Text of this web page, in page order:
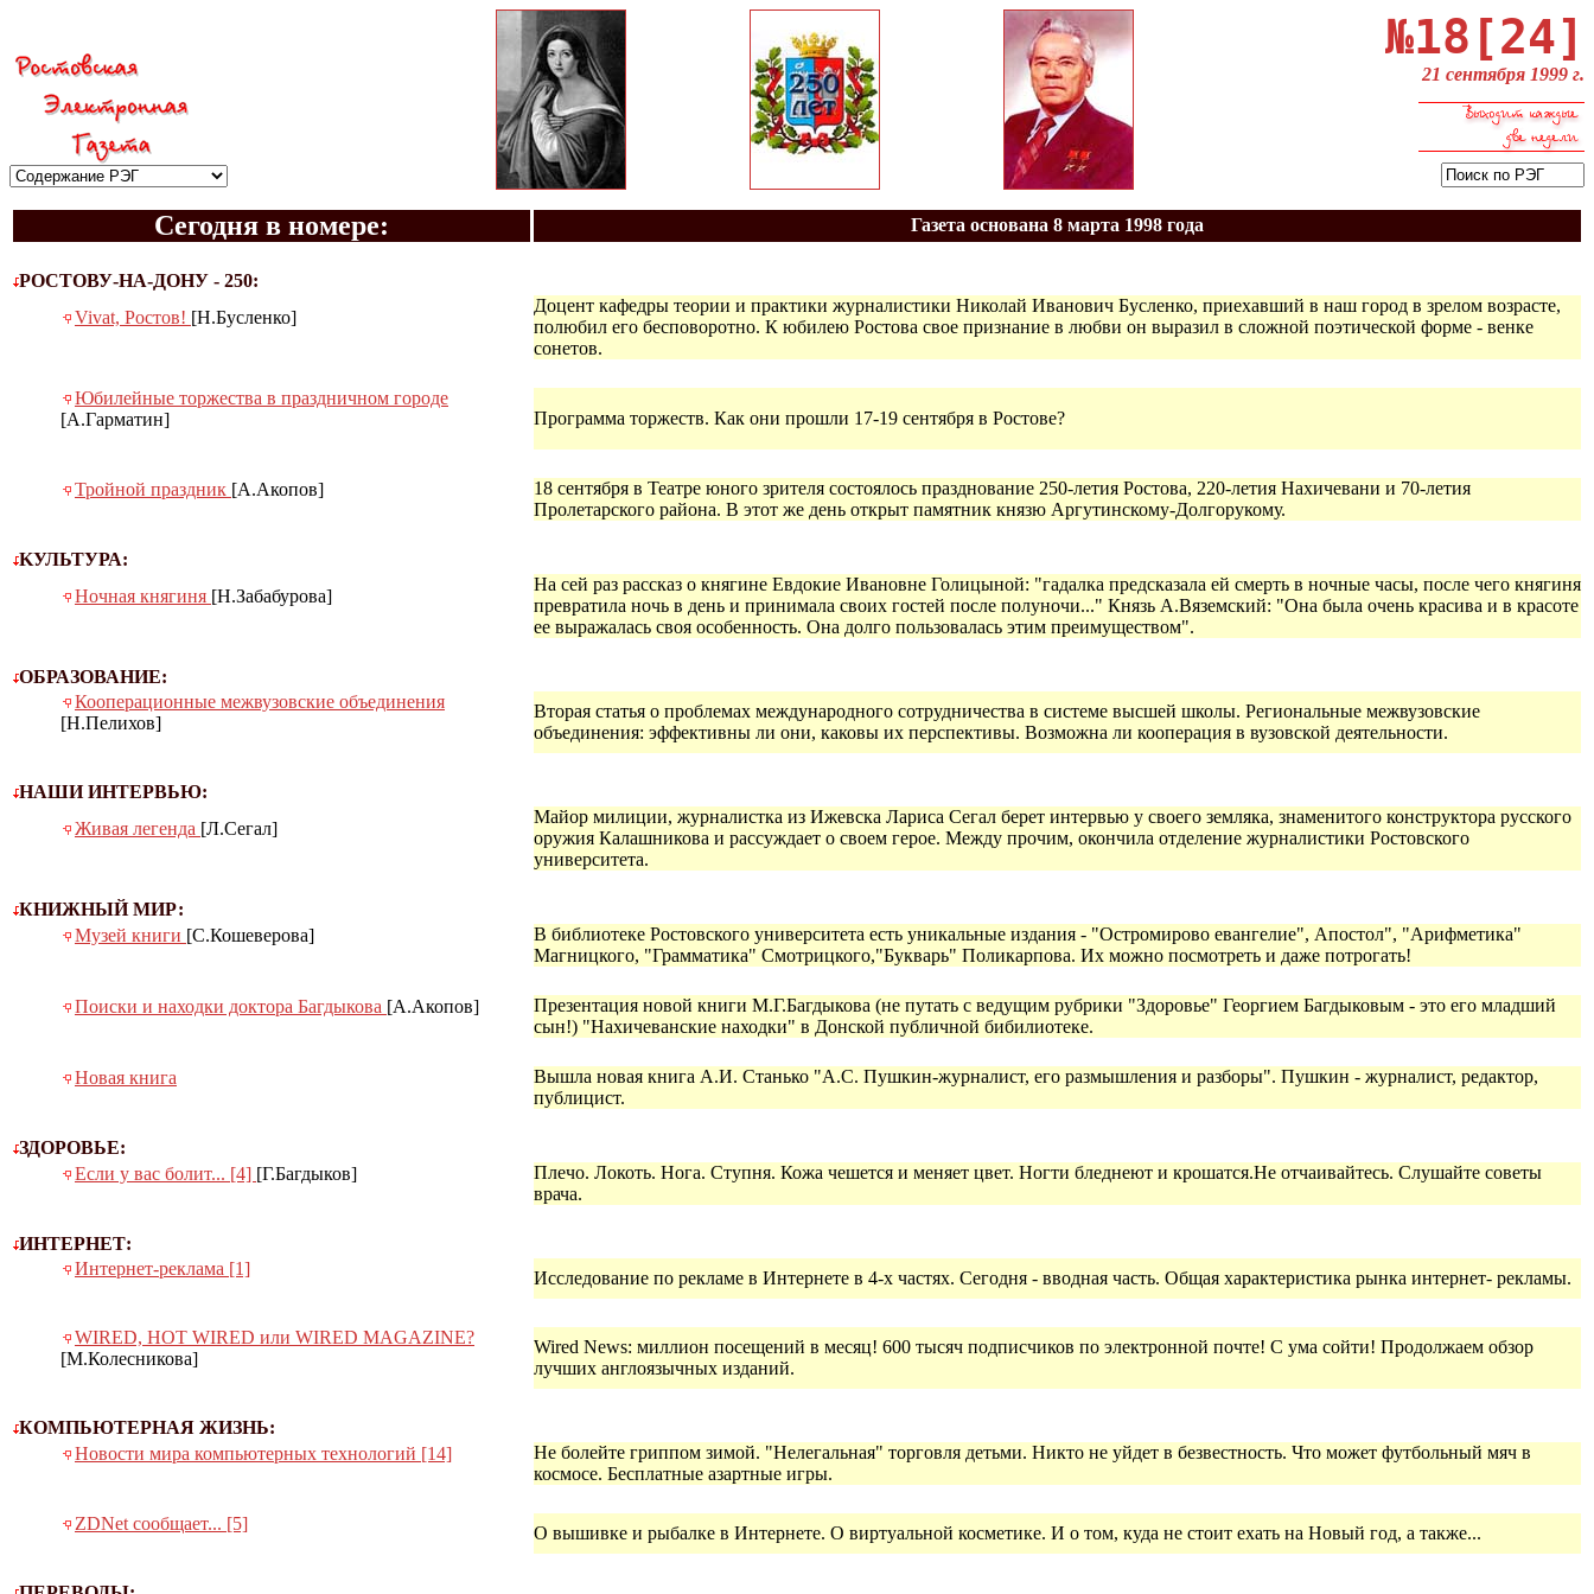
№18[24]
21 сентября 1999 г.
Сегодня в номере: Газета основана 8 марта 1998 года
РОСТОВУ-НА-ДОНУ - 250:
Vivat, Ростов! [Н.Бусленко]
Доцент кафедры теории и практики журналистики Николай Иванович Бусленко, приехавший в наш город в зрелом возрасте,
полюбил его бесповоротно. К юбилею Ростова свое признание в любви он выразил в сложной поэтической форме - венке
сонетов.
Юбилейные торжества в праздничном городе
[А.Гарматин]
Программа торжеств. Как они прошли 17-19 сентября в Ростове?
Тройной праздник [А.Акопов]
18 сентября в Театре юного зрителя состоялось празднование 250-летия Ростова, 220-летия Нахичевани и 70-летия
Пролетарского района. В этот же день открыт памятник князю Аргутинскому-Долгорукому.
KУЛЬТУРА:
Ночная княгиня [Н.Забабурова]
На сей раз рассказ о княгине Евдокие Ивановне Голицыной: "гадалка предсказала ей смерть в ночные часы, после чего княгиня
превратила ночь в день и принимала своих гостей после полуночи..." Князь А.Вяземский: "Она была очень красива и в красоте
ее выражалась своя особенность. Она долго пользовалась этим преимуществом".
ОБРАЗОВАНИЕ:
Кооперационные межвузовские объединения
[Н.Пелихов]
Вторая статья о проблемах международного сотрудничества в системе высшей школы. Региональные межвузовские
объединения: эффективны ли они, каковы их перспективы. Возможна ли кооперация в вузовской деятельности.
НАШИ ИНТЕРВЬЮ:
Живая легенда [Л.Сегал]
Майор милиции, журналистка из Ижевска Лариса Сегал берет интервью у своего земляка, знаменитого конструктора русского
оружия Калашникова и рассуждает о своем герое. Между прочим, окончила отделение журналистики Ростовского
университета.
КНИЖНЫЙ МИР:
Музей книги [С.Кошеверова]
В библиотеке Ростовского университета есть уникальные издания - "Остромирово евангелие", Апостол", "Арифметика"
Магницкого, "Грамматика" Смотрицкого,"Букварь" Поликарпова. Их можно посмотреть и даже потрогать!
Поиски и находки доктора Багдыкова [А.Акопов]
Презентация новой книги М.Г.Багдыкова (не путать с ведущим рубрики "Здоровье" Георгием Багдыковым - это его младший
сын!) "Нахичеванские находки" в Донской публичной бибилиотеке.
Новая книга
Вышла новая книга А.И. Станько "А.С. Пушкин-журналист, его размышления и разборы". Пушкин - журналист, редактор,
публицист.
ЗДОРОВЬЕ:
Если у вас болит... [4] [Г.Багдыков]
Плечо. Локоть. Нога. Ступня. Кожа чешется и меняет цвет. Ногти бледнеют и крошатся.Не отчаивайтесь. Слушайте советы
врача.
ИНТЕРНЕТ:
Интернет-реклама [1]
Исследование по рекламе в Интернете в 4-х частях. Сегодня - вводная часть. Общая характеристика рынка интернет- рекламы.
WIRED, HOT WIRED или WIRED MAGAZINE?
[М.Колесникова]
Wired News: миллион посещений в месяц! 600 тысяч подписчиков по электронной почте! С ума сойти! Продолжаем обзор
лучших англоязычных изданий.
КОМПЬЮТЕРНАЯ ЖИЗНЬ:
Новости мира компьютерных технологий [14]
Не болейте гриппом зимой. "Нелегальная" торговля детьми. Никто не уйдет в безвестность. Что может футбольный мяч в
космосе. Бесплатные азартные игры.
ZDNet сообщает... [5] О вышивке и рыбалке в Интернете. О виртуальной косметике. И о том, куда не стоит ехать на Новый год, а также...